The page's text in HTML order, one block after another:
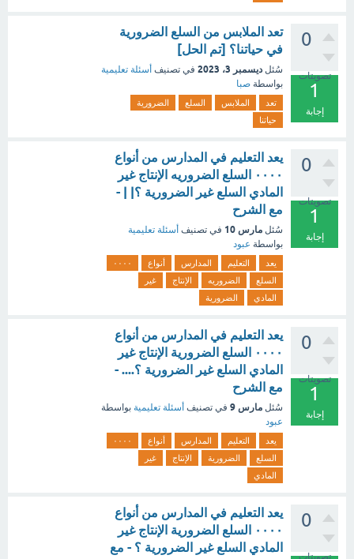
0
تصويتات
1
إجابة
تعد الملابس من السلع الضرورية
في حياتنا؟ [تم الحل]
سُئل ديسمبر 3، 2023 في تصنيف أسئلة تعليمية
بواسطة صبا
تعد الملابس السلع
الضرورية
حياتنا
0
تصويتات
1
إجابة
يعد التعليم في المدارس من أنواع
٠٠٠٠ السلع الضروريه الإنتاج غير
المادي السلع غير الضرورية ؟| | -
مع الشرح
سُئل مارس 10 في تصنيف أسئلة تعليمية
بواسطة عبود
يعد التعليم المدارس أنواع
٠٠٠٠
السلع
الضروريه الإنتاج
غير
المادي
الضرورية
0
تصويتات
1
إجابة
يعد التعليم في المدارس من أنواع
٠٠٠٠ السلع الضرورية الإنتاج غير
المادي السلع غير الضرورية ؟.... -
مع الشرح
سُئل مارس 9 في تصنيف أسئلة تعليمية بواسطة
عبود
يعد التعليم المدارس أنواع
٠٠٠٠
السلع
الضرورية الإنتاج
غير
المادي
0
تصويتات
يعد التعليم في المدارس من أنواع
٠٠٠٠ السلع الضرورية الإنتاج غير
المادي السلع غير الضرورية ؟ - مع